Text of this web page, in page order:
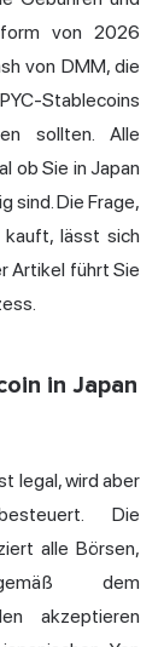
von 2026
von DMM, die
Stablecoins
sollten. Alle
ob Sie in Japan
sind. Die Frage,
kauft, lässt sich
Artikel führt Sie
in Japan
legal, wird aber
Die
alle Börsen,
dem
akzeptieren